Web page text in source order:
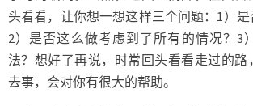
头看看，让你想一想这样三个问题：1）是
2）是否这么做考虑到了所有的情况？3
法？想好了再说，时常回头看看走过的路
去事，会对你有很大的帮助。